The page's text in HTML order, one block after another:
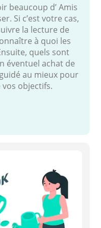
beaucoup d’ Amis
Si c’est votre cas,
la lecture de
à quoi les
quels sont
éventuel achat de
au mieux pour
objectifs.